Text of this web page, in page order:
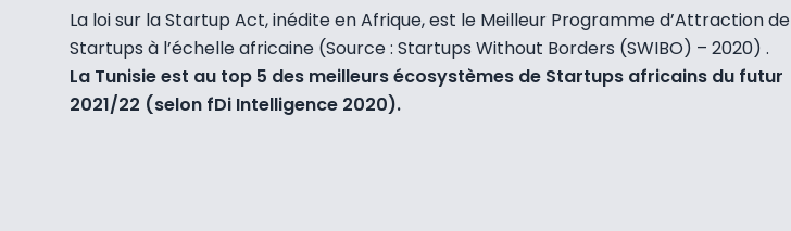
La loi sur la Startup Act, inédite en Afrique, est le Meilleur Programme d’Attraction de
Startups à l’échelle africaine (Source : Startups Without Borders (SWIBO) – 2020) .
La Tunisie est au top 5 des meilleurs écosystèmes de Startups africains du futur
2021/22 (selon fDi Intelligence 2020).